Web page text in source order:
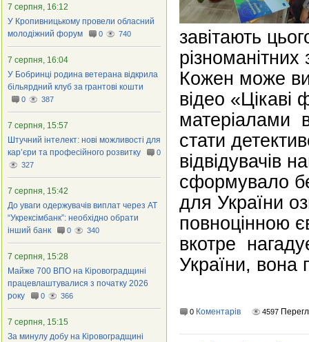
завітають
Кожен може
відео
матеріалами
стати
відвідувачів
сформувало
для України
повноцінною
вкотре
України, вона
0 Коментарів 4597
7 серпня, 16:12
У Кропивницькому провели обласний
молодіжний форум
0 740
7 серпня, 16:04
У Бобринці родина ветерана відкрила
більярдний клуб за грантові кошти
0 387
7 серпня, 15:57
Штучний інтелект: нові можливості для
кар’єри та професійного розвитку
0
327
7 серпня, 15:42
До уваги одержувачів виплат через АТ
“Укрексімбанк”: необхідно обрати
інший банк
0 340
7 серпня, 15:28
Майже 700 ВПО на Кіровоградщині
працевлаштувалися з початку 2026
року
0 366
7 серпня, 15:15
За минулу добу на Кіровоградщині